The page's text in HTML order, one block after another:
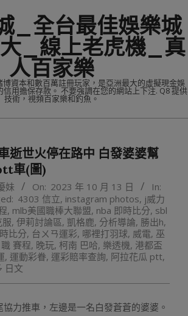
_全台最佳娛樂城
大_線上老虎機_真
人百家樂
博資本和數百萬註冊玩家，是亞洲最大的虛擬現金娛
用擔保存款。 不要強調在您的網站上下注. Q8 提供
技術，視頻百家樂和釣魚。
逝世火停在路中 白發婆婆幫
車(圖)
妹 On: 2023 年 10 月 13 日
In:
4303 信立, instagram photos, j威力
, mlb美國職棒大聯盟, nba 即時比分, sbl
服, 伊莉討論區, 凱格鹿, 分析導論, 勝出h,
比分, 台ㄨㄢ運彩, 哪裡打羽球, 威電, 巫
職 賽程, 晚玩, 柯南 巴哈, 樂透機, 港都盃
, 運動彩眷, 運彩賠率查詢, 阿拉花瓜 ptt,
日文
力推車，左邊是一名白發蒼蒼的婆婆。